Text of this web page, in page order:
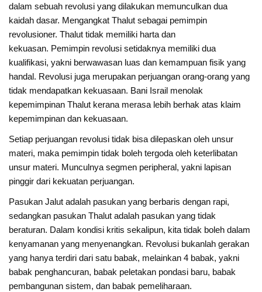
dalam sebuah revolusi yang dilakukan memunculkan dua
kaidah dasar. Mengangkat Thalut sebagai pemimpin
revolusioner. Thalut tidak memiliki harta dan
kekuasan. Pemimpin revolusi setidaknya memiliki dua
kualifikasi, yakni berwawasan luas dan kemampuan fisik yang
handal. Revolusi juga merupakan perjuangan orang-orang yang
tidak mendapatkan kekuasaan. Bani Israil menolak
kepemimpinan Thalut kerana merasa lebih berhak atas klaim
kepemimpinan dan kekuasaan.
Setiap perjuangan revolusi tidak bisa dilepaskan oleh unsur
materi, maka pemimpin tidak boleh tergoda oleh keterlibatan
unsur materi. Munculnya segmen peripheral, yakni lapisan
pinggir dari kekuatan perjuangan.
Pasukan Jalut adalah pasukan yang berbaris dengan rapi,
sedangkan pasukan Thalut adalah pasukan yang tidak
beraturan. Dalam kondisi kritis sekalipun, kita tidak boleh dalam
kenyamanan yang menyenangkan. Revolusi bukanlah gerakan
yang hanya terdiri dari satu babak, melainkan 4 babak, yakni
babak penghancuran, babak peletakan pondasi baru, babak
pembangunan sistem, dan babak pemeliharaan.